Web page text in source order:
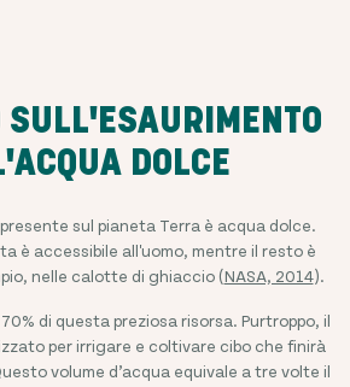
SULL'ESAURIMENTO
DOLCE
presente sul pianeta Terra è acqua dolce.
è accessibile all'uomo, mentre il resto è
nelle calotte di ghiaccio (NASA, 2014).
di questa preziosa risorsa. Purtroppo, il
per irrigare e coltivare cibo che finirà
volume d’acqua equivale a tre volte il